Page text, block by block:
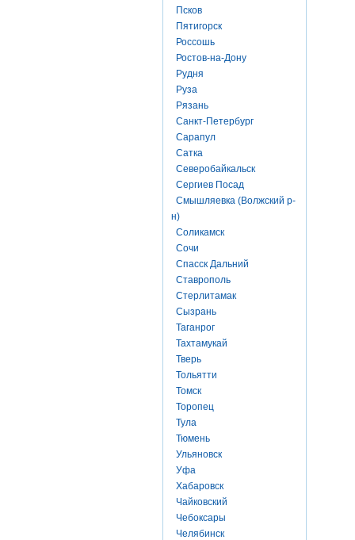
Псков
Пятигорск
Россошь
Ростов-на-Дону
Рудня
Руза
Рязань
Санкт-Петербург
Сарапул
Сатка
Северобайкальск
Сергиев Посад
Смышляевка (Волжский р-
н)
Соликамск
Сочи
Спасск Дальний
Ставрополь
Стерлитамак
Сызрань
Таганрог
Тахтамукай
Тверь
Тольятти
Томск
Торопец
Тула
Тюмень
Ульяновск
Уфа
Хабаровск
Чайковский
Чебоксары
Челябинск